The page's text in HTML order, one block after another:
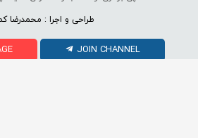
طراحی و اجرا : محمدرضا
JOIN CHANNEL